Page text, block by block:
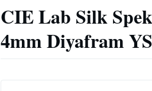
CIE Lab Silk
4mm Diyafram